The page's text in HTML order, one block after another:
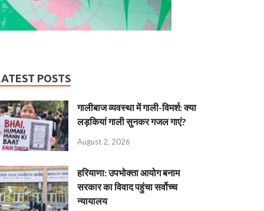
POSTS
गालीबाज व्‍यवस्‍था में गाली-विमर्श: क्या
लड़कियां गाली सुनकर गजल गाएं?
August 2, 2026
हरियाणा: उपभोक्ता आयोग बनाम
सरकार का विवाद पहुंचा सर्वोच्च
न्यायालय